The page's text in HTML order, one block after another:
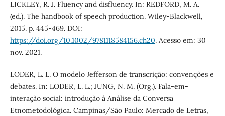
LICKLEY, R. J. Fluency and disfluency. In: REDFORD, M. A.
(ed.). The handbook of speech production. Wiley-Blackwell,
2015. p. 445-469. DOI:
https://doi.org/10.1002/9781118584156.ch20. Acesso em: 30
nov. 2021.
LODER, L. L. O modelo Jefferson de transcrição: convenções e
debates. In: LODER, L. L.; JUNG, N. M. (Org.). Fala-em-
interação social: introdução à Análise da Conversa
Etnometodológica. Campinas/São Paulo: Mercado de Letras,